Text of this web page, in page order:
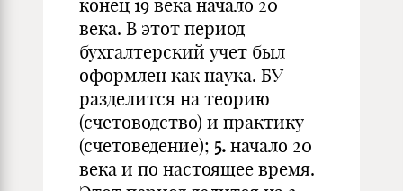
конец 19 века начало 20
века. В этот период
бухгалтерский учет был
оформлен как наука. БУ
разделится на теорию
(счетоводство) и практику
(счетоведение); 5. начало 20
века и по настоящее время.